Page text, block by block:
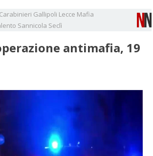
Carabinieri Gallipoli Lecce Mafia
Sannicola Seclì
antimafia, 19